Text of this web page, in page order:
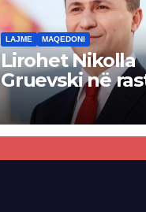
LAJME MAQEDONI
Lirohet Nikolla
Gruevski në
“Talir 2”, gjykata
rrëzon akuzat
ndërtimin e
paligjshëm të